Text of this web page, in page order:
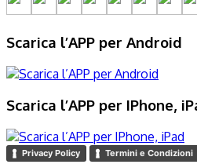
Scarica l’APP per Android
Scarica l’APP per IPhone,
Privacy Policy Termini e Condizioni